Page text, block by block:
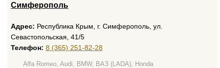
Симферополь
Адрес: Республика Крым, г. Симферополь, ул.
Севастопольская, 41/5
Телефон: 8 (365) 251-82-28
Alfa Romeo, Audi, BMW, ВАЗ (LADA), Honda